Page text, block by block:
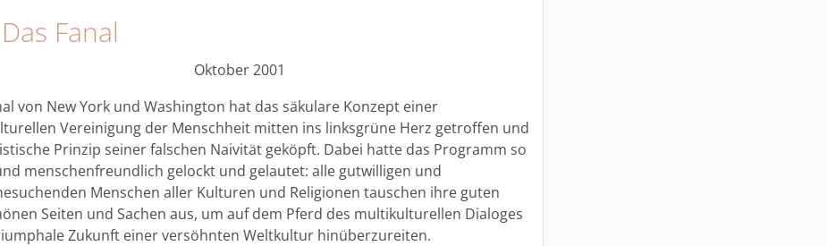
Fanal
Oktober 2001
von New York und Washington hat das säkulare Konzept einer
Vereinigung der Menschheit mitten ins linksgrüne Herz getroffen und
Prinzip seiner falschen Naivität geköpft. Dabei hatte das Programm so
menschenfreundlich gelockt und gelautet: alle gutwilligen und
Menschen aller Kulturen und Religionen tauschen ihre guten
Seiten und Sachen aus, um auf dem Pferd des multikulturellen Dialoges
Zukunft einer versöhnten Weltkultur hinüberzureiten.